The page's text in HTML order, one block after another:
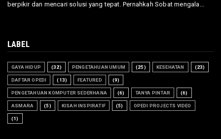
berpikir dan mencari solusi yang tepat. Pernahkah Sobat mengala...
LABEL
GAYA HIDUP (32) PENGETAHUAN UMUM (25) KESEHATAN (23)
DAFTAR OPEDI (13) FEATURED (9)
PENGETAHUAN KOMPUTER SEDERHANA (6) TANYA PINTAR (6)
ASMARA (5) KISAH INSPIRATIF (5) OPEDI PROJECTS VIDEO
(1)